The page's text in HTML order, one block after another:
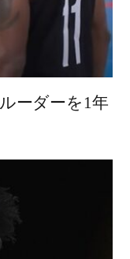
ーダーを1年